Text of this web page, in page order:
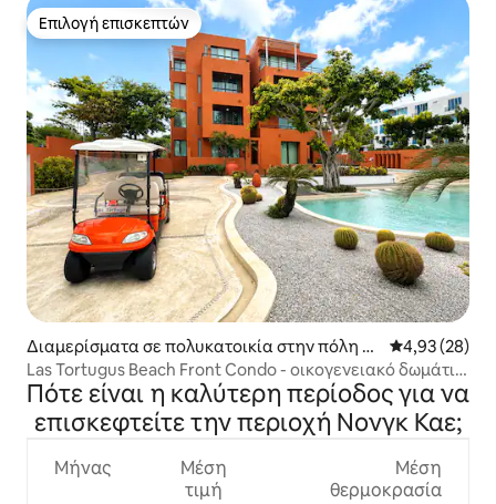
Επιλογή επισκεπτών
Επιλογή επισκεπτών
Διαμερίσματα σε πολυκατοικία στην πόλη N
ong Kae
Μέση
4,93 (28)
Las Tortugus Beach Front Condo - οικογενειακό δωμάτιο
σουίτας
Πότε είναι η καλύτερη περίοδος για να
επισκεφτείτε την περιοχή Νονγκ Καε;
Μήνας
Μέση
τιμή
Μέση
θερμοκρασία